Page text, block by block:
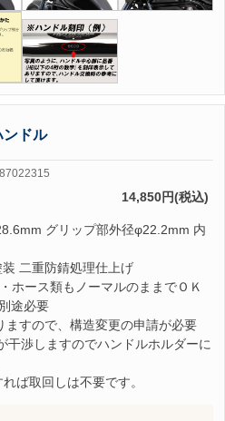
ンドル
14,850円(税込)
グリップ部外径φ22.2mm 内
二重防錆処理仕上げ
ホース類もノーマルのままでＯＫ
途必要
すので、構造変更の申請が必要
干渉しますのでハンドルホルダーに
ば取回しは不要です。